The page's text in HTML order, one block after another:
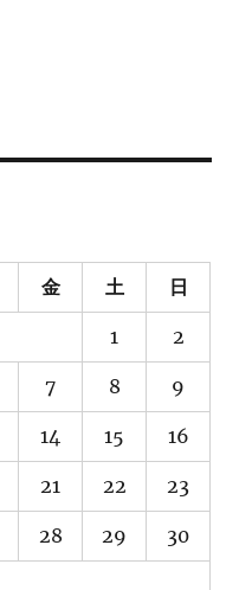
金 土 日
1 2
7 8 9
14 15 16
21 22 23
28 29 30